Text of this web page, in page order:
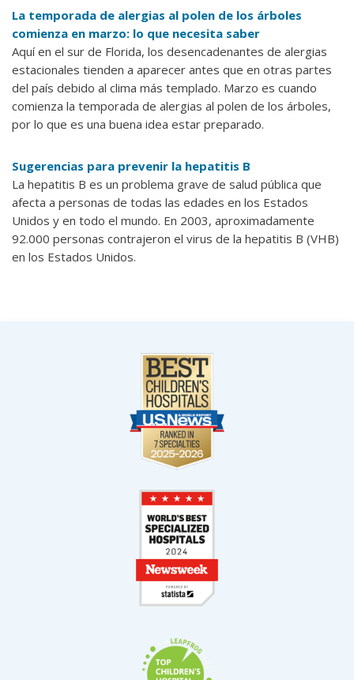
La temporada de alergias al polen de los árboles
comienza en marzo: lo que necesita saber
Aquí en el sur de Florida, los desencadenantes de alergias
estacionales tienden a aparecer antes que en otras partes
del país debido al clima más templado. Marzo es cuando
comienza la temporada de alergias al polen de los árboles,
por lo que es una buena idea estar preparado.
Sugerencias para prevenir la hepatitis B
La hepatitis B es un problema grave de salud pública que
afecta a personas de todas las edades en los Estados
Unidos y en todo el mundo. En 2003, aproximadamente
92.000 personas contrajeron el virus de la hepatitis B (VHB)
en los Estados Unidos.